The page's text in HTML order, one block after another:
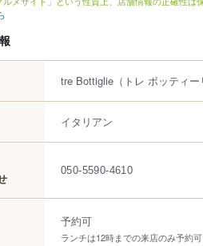
tre Bottiglie （トレ ボッティー
イタリアン
050-5590-4610
予約可
ランチは12時までの来店のみ予約可